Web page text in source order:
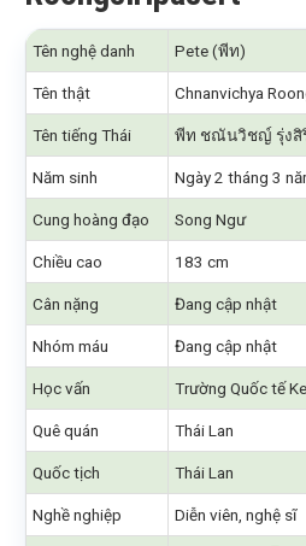
Tên nghệ danh Pete (พีท)
Tên thật Chnanvichya
Tên tiếng Thái พีท ชณันวิชญ์ รุ่งสิ
Năm sinh Ngày 2 tháng 3
Cung hoàng đạo Song Ngư
Chiều cao 183 cm
Cân nặng Đang cập nhật
Nhóm máu Đang cập nhật
Học vấn Trường Quốc tế
Quê quán Thái Lan
Quốc tịch Thái Lan
Nghề nghiệp Diễn viên, nghệ sĩ